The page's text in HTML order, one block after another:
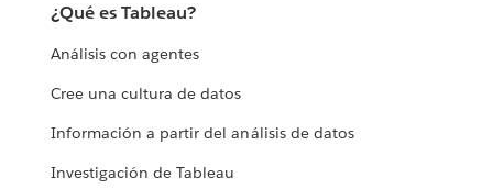
¿Qué es Tableau?
Análisis con agentes
Cree una cultura de datos
Información a partir del análisis de datos
Investigación de Tableau